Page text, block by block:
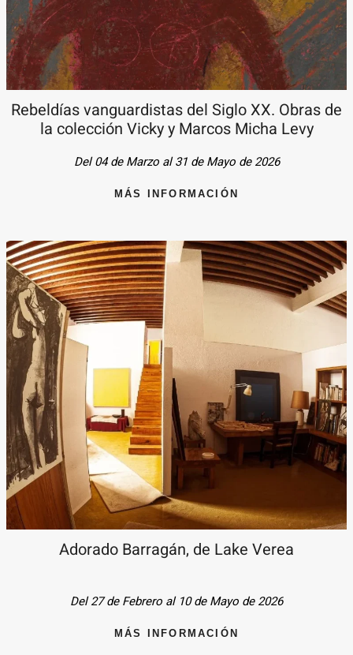
Rebeldías vanguardistas del Siglo XX. Obras de
la colección Vicky y Marcos Micha Levy
Del 04 de Marzo al 31 de Mayo de 2026
MÁS INFORMACIÓN
Adorado Barragán, de Lake Verea
Del 27 de Febrero al 10 de Mayo de 2026
MÁS INFORMACIÓN